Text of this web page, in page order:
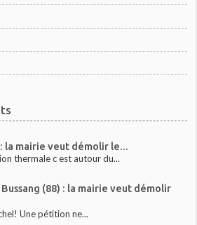
: la mairie veut démolir le...
thermale c est autour du...
Bussang (88) : la mairie veut démolir
Une pétition ne...